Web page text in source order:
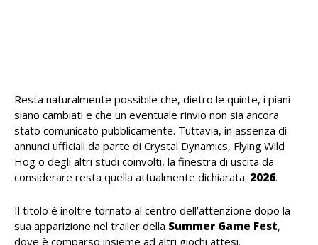
Resta naturalmente possibile che, dietro le quinte, i piani
siano cambiati e che un eventuale rinvio non sia ancora
stato comunicato pubblicamente. Tuttavia, in assenza di
annunci ufficiali da parte di Crystal Dynamics, Flying Wild
Hog o degli altri studi coinvolti, la finestra di uscita da
considerare resta quella attualmente dichiarata: 2026.
Il titolo è inoltre tornato al centro dell’attenzione dopo la
sua apparizione nel trailer della Summer Game Fest,
dove è comparso insieme ad altri giochi attesi.